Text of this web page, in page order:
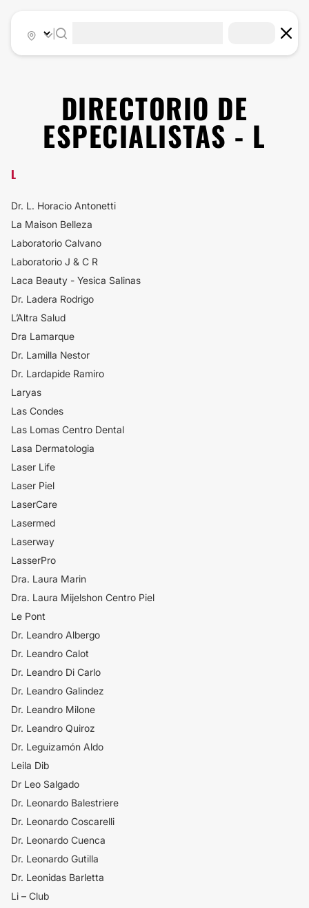
DIRECTORIO DE
ESPECIALISTAS - L
L
Dr. L. Horacio Antonetti
La Maison Belleza
Laboratorio Calvano
Laboratorio J & C R
Laca Beauty - Yesica Salinas
Dr. Ladera Rodrigo
L’Altra Salud
Dra Lamarque
Dr. Lamilla Nestor
Dr. Lardapide Ramiro
Laryas
Las Condes
Las Lomas Centro Dental
Lasa Dermatologia
Laser Life
Laser Piel
LaserCare
Lasermed
Laserway
LasserPro
Dra. Laura Marin
Dra. Laura Mijelshon Centro Piel
Le Pont
Dr. Leandro Albergo
Dr. Leandro Calot
Dr. Leandro Di Carlo
Dr. Leandro Galindez
Dr. Leandro Milone
Dr. Leandro Quiroz
Dr. Leguizamón Aldo
Leila Dib
Dr Leo Salgado
Dr. Leonardo Balestriere
Dr. Leonardo Coscarelli
Dr. Leonardo Cuenca
Dr. Leonardo Gutilla
Dr. Leonidas Barletta
Li – Club